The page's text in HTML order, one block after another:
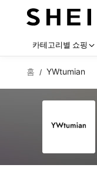
카테고리별 쇼핑
홈 / YWtumian